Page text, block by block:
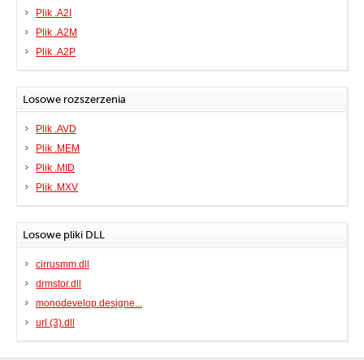
Plik .A2I
Plik .A2M
Plik .A2P
Losowe rozszerzenia
Plik .AVD
Plik .MEM
Plik .MID
Plik .MXV
Losowe pliki DLL
cirrusmm.dll
drmstor.dll
monodevelop.designe...
url (3).dll